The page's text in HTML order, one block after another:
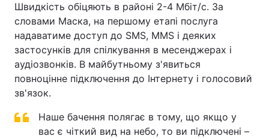
Швидкість обіцяють в районі 2-4 Мбіт/с. За
словами Маска, на першому етапі послуга
надаватиме доступ до SMS, MMS і деяких
застосунків для спілкування в месенджерах і
аудіозвонків. В майбутньому з'явиться
повноцінне підключення до Інтернету і голосовий
зв'язок.
Наше бачення полягає в тому, що якщо у
вас є чіткий вид на небо, то ви підключені –